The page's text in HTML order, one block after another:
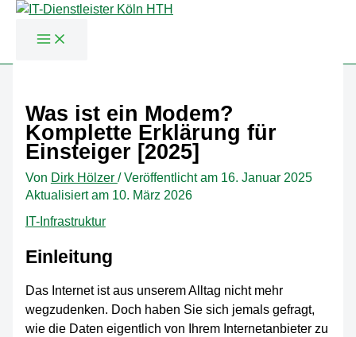
springen
Was ist ein Modem?
Komplette Erklärung für
Einsteiger [2025]
Von Dirk Hölzer /Veröffentlicht am 16. Januar 2025
Aktualisiert am 10. März 2026
IT-Infrastruktur
Einleitung
Das Internet ist aus unserem Alltag nicht mehr
wegzudenken. Doch haben Sie sich jemals gefragt,
wie die Daten eigentlich von Ihrem Internetanbieter zu